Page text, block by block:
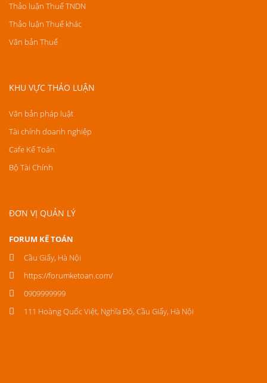
Thảo luận Thuế TNDN
Thảo luận Thuế khác
Văn bản Thuế
KHU VỰC THẢO LUẬN
Văn bản pháp luật
Tài chính doanh nghiệp
Cafe Kế Toán
Bộ Tài Chính
ĐƠN VỊ QUẢN LÝ
FORUM KẾ TOÁN
Cầu Giấy, Hà Nội
https://forumketoan.com/
0909999999
111 Hoàng Quốc Việt, Nghĩa Đô, Cầu Giấy, Hà Nội